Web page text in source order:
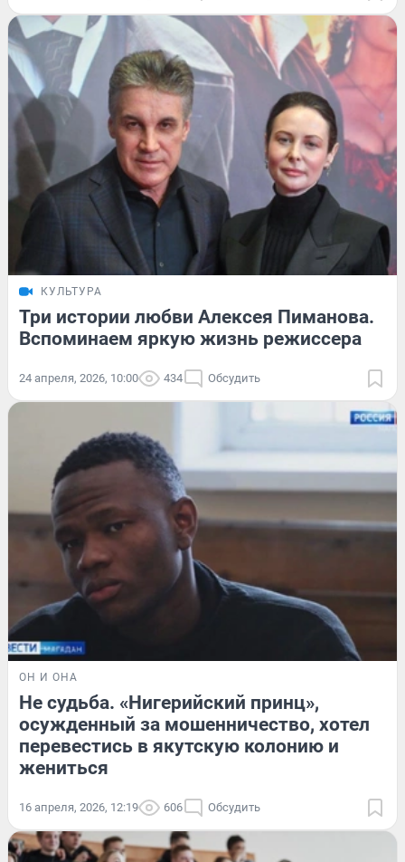
КУЛЬТУРА
Три истории любви Алексея Пиманова.
Вспоминаем яркую жизнь режиссера
24 апреля, 2026, 10:00 434 Обсудить
ОН И ОНА
Не судьба. «Нигерийский принц»,
осужденный за мошенничество, хотел
перевестись в якутскую колонию и
жениться
16 апреля, 2026, 12:19 606 Обсудить